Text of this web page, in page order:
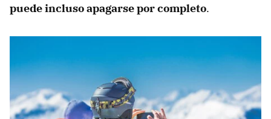
puede incluso apagarse por completo.